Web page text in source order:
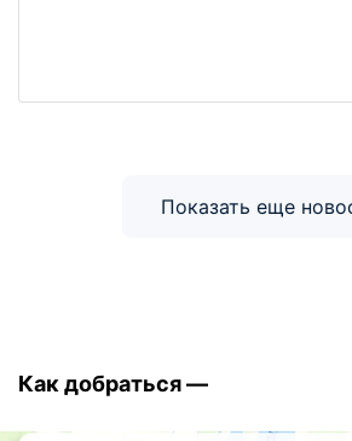
Показать еще
Как добраться —